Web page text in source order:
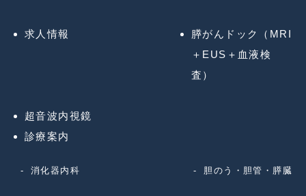
求人情報
膵がんドック（MRI
＋EUS＋血液検
査）
超音波内視鏡
診療案内
消化器内科 胆のう・胆管・膵臓